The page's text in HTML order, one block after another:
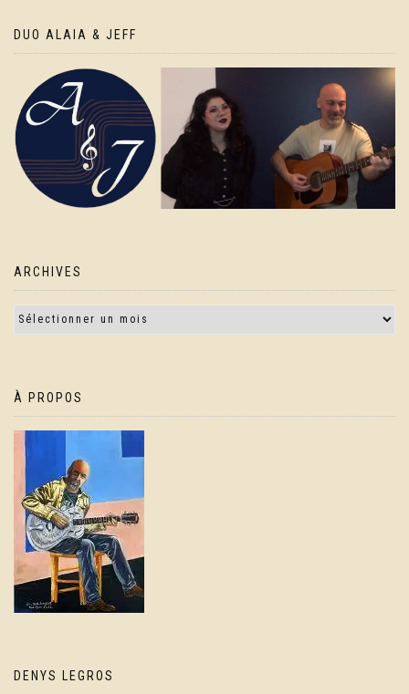
DUO ALAIA & JEFF
ARCHIVES
À PROPOS
DENYS LEGROS